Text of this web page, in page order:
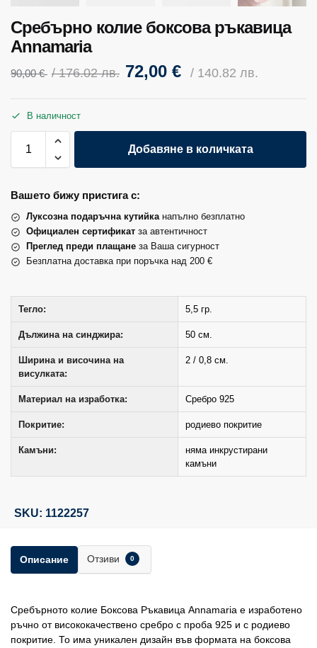
Сребърно колие боксова ръкавица
Annamaria
90,00€ / 176.02 лв. 72,00 € / 140.82 лв.
В наличност
Добавяне в количката
Вашето бижу пристига с:
Луксозна подаръчна кутийканапълно безплатно
Официален сертификат за автентичност
Преглед преди плащане за Ваша сигурност
Безплатна доставка при поръчка над 200 €
Тегло: 5,5 гр.
Дължина на синджира: 50 см.
Ширина и височина на
висулката:
2 / 0,8 см.
Материал на изработка: Сребро 925
Покритие: родиево покритие
Камъни:
няма инкрустирани
камъни
SKU: 1122257
Описание Отзиви 0
Сребърното колие Боксова Ръкавица Annamaria е изработено
ръчно от висококачествено сребро с проба 925 и с родиево
покритие. То има уникален дизайн във формата на боксова